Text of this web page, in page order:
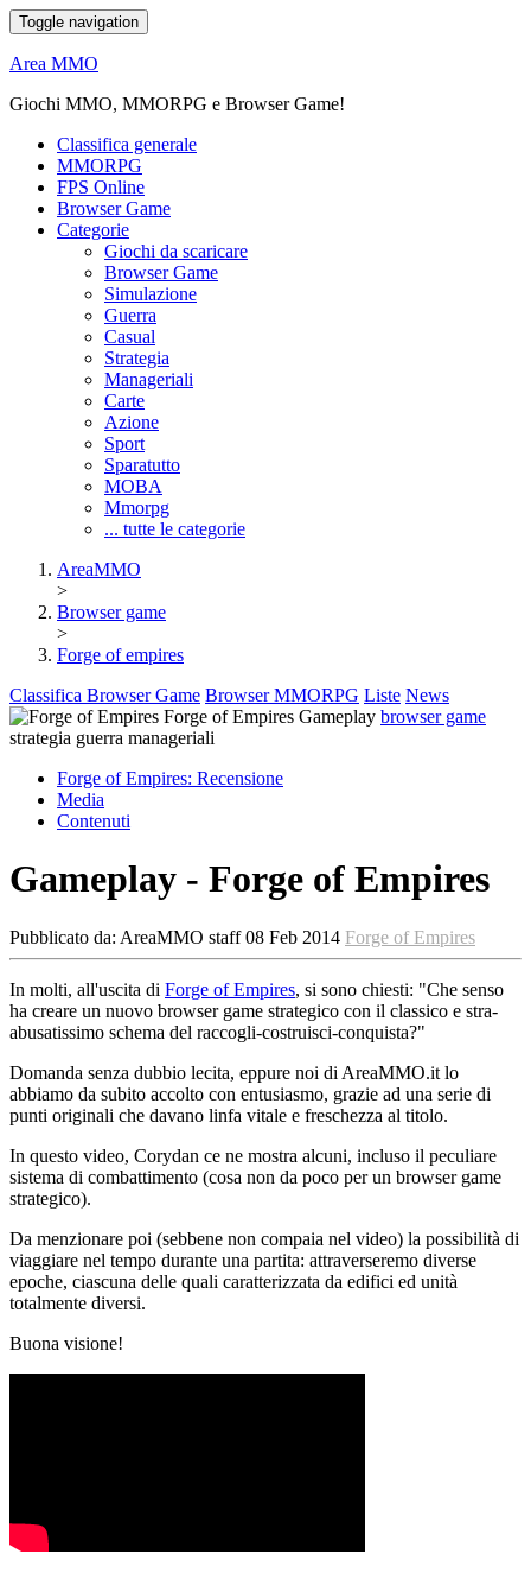
Toggle navigation
Area MMO
Giochi MMO, MMORPG e Browser Game!
Classifica generale
MMORPG
FPS Online
Browser Game
Categorie
Giochi da scaricare
Browser Game
Simulazione
Guerra
Casual
Strategia
Manageriali
Carte
Azione
Sport
Sparatutto
MOBA
Mmorpg
... tutte le categorie
AreaMMO
>
Browser game
>
Forge of empires
Classifica Browser Game Browser MMORPG Liste News
Forge of Empires Gameplay browser game
strategia guerra manageriali
Forge of Empires: Recensione
Media
Contenuti
Gameplay - Forge of Empires
Pubblicato da: AreaMMO staff08 Feb 2014 Forge of Empires
In molti, all'uscita di Forge of Empires, si sono chiesti: "Che senso
ha creare un nuovo browser game strategico con il classico e stra-
abusatissimo schema del raccogli-costruisci-conquista?"
Domanda senza dubbio lecita, eppure noi di AreaMMO.it lo
abbiamo da subito accolto con entusiasmo, grazie ad una serie di
punti originali che davano linfa vitale e freschezza al titolo.
In questo video, Corydan ce ne mostra alcuni, incluso il peculiare
sistema di combattimento (cosa non da poco per un browser game
strategico).
Da menzionare poi (sebbene non compaia nel video) la possibilità di
viaggiare nel tempo durante una partita: attraverseremo diverse
epoche, ciascuna delle quali caratterizzata da edifici ed unità
totalmente diversi.
Buona visione!